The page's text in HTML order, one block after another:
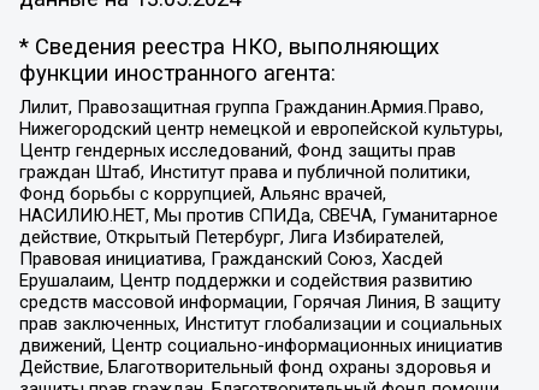
* Сведения реестра НКО, выполняющих
функции иностранного агента:
Лилит, Правозащитная группа Гражданин.Армия.Право,
Нижегородский центр немецкой и европейской культуры,
Центр гендерных исследований, Фонд защиты прав
граждан Штаб, Институт права и публичной политики,
Фонд борьбы с коррупцией, Альянс врачей,
НАСИЛИЮ.НЕТ, Мы против СПИДа, СВЕЧА, Гуманитарное
действие, Открытый Петербург, Лига Избирателей,
Правовая инициатива, Гражданский Союз, Хасдей
Ерушалаим, Центр поддержки и содействия развитию
средств массовой информации, Горячая Линия, В защиту
прав заключенных, Институт глобализации и социальных
движений, Центр социально-информационных инициатив
Действие, Благотворительный фонд охраны здоровья и